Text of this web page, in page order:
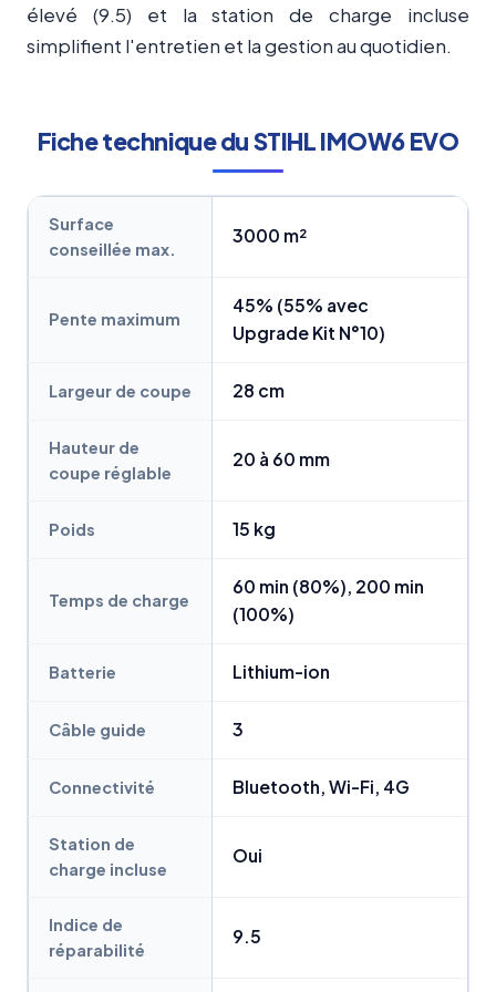
élevé (9.5) et la station de charge incluse
simplifient l'entretien et la gestion au quotidien.
Fiche technique du STIHL IMOW6 EVO
Surface
conseillée max.
3000 m²
Pente maximum
45% (55% avec
Upgrade Kit N°10)
Largeur de coupe 28 cm
Hauteur de
coupe réglable
20 à 60 mm
Poids 15 kg
Temps de charge
60 min (80%), 200 min
(100%)
Batterie Lithium-ion
Câble guide 3
Connectivité Bluetooth, Wi-Fi, 4G
Station de
charge incluse
Oui
Indice de
réparabilité
9.5